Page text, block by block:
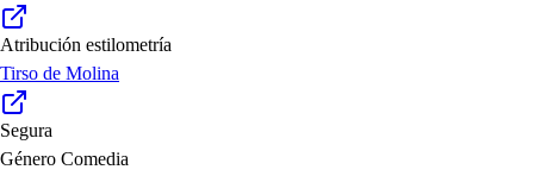
Atribución estilometría
Tirso de Molina
Segura
Género Comedia